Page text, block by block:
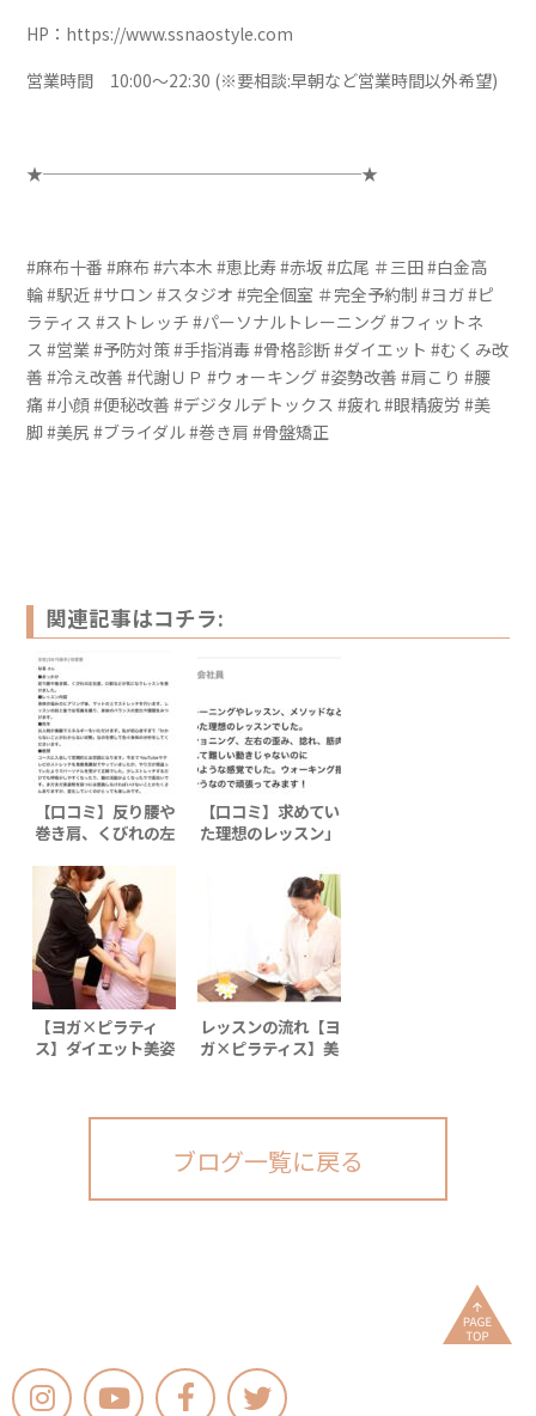
HP：https://www.ssnaostyle.com
営業時間 10:00～22:30 (※要相談:早朝など営業時間以外希望)
★───────────────────★
#麻布十番 #麻布 #六本木 #恵比寿 #赤坂 #広尾 ＃三田 #白金高
輪 #駅近 #サロン #スタジオ #完全個室 ＃完全予約制 #ヨガ #ピ
ラティス #ストレッチ #パーソナルトレーニング #フィットネ
ス #営業 #予防対策 #手指消毒 #骨格診断 #ダイエット #むくみ改
善 #冷え改善 #代謝ＵＰ #ウォーキング #姿勢改善 #肩こり #腰
痛 #小顔 #便秘改善 #デジタルデトックス #疲れ #眼精疲労 #美
脚 #美尻 #ブライダル #巻き肩 #骨盤矯正
関連記事はコチラ:
【口コミ】反り腰や
巻き肩、くびれの左
みの方の口コミ《ヨ
ガ・ピラティス＋ウ
ォーキング》
【口コミ】求めてい
た理想のレッスン」
【ヨガ×ピラティ
ス】ダイエット美姿
レッスンの流れ【ヨ
ガ×ピラティス】美
ブログ一覧に戻る